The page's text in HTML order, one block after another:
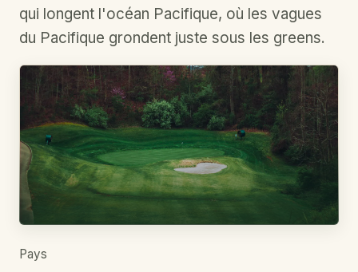
qui longent l'océan Pacifique, où les vagues
du Pacifique grondent juste sous les greens.
Pays